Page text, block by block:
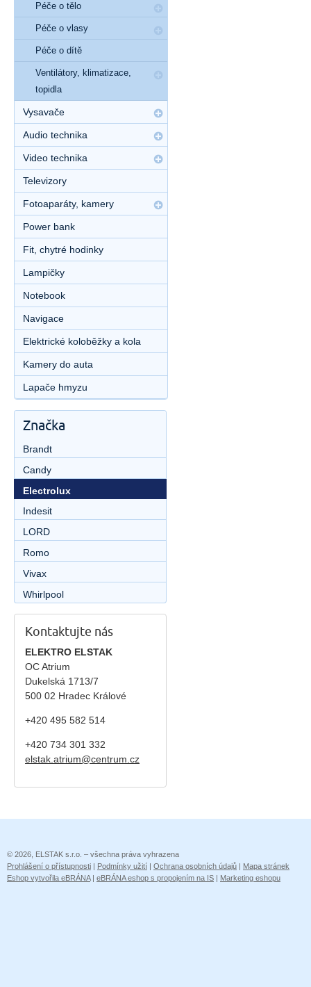
Péče o tělo
Péče o vlasy
Péče o dítě
Ventilátory, klimatizace,
topidla
Vysavače
Audio technika
Video technika
Televizory
Fotoaparáty, kamery
Power bank
Fit, chytré hodinky
Lampičky
Notebook
Navigace
Elektrické koloběžky a kola
Kamery do auta
Lapače hmyzu
Značka
Brandt
Candy
Electrolux
Indesit
LORD
Romo
Vivax
Whirlpool
Kontaktujte nás
ELEKTRO ELSTAK
OC Atrium
Dukelská 1713/7
500 02 Hradec Králové
+420 495 582 514
+420 734 301 332
elstak.atrium@centrum.cz
© 2026, ELSTAK s.r.o. – všechna práva vyhrazena
Prohlášení o přístupnosti | Podmínky užití | Ochrana osobních údajů | Mapa stránek
Eshop vytvořila eBRÁNA| eBRÁNA eshop s propojením na IS | Marketing eshopu